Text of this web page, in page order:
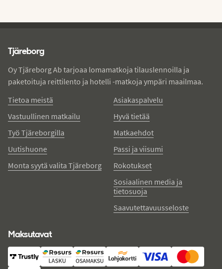
Tjäreborg
Oy Tjäreborg Ab tarjoaa lomamatkoja tilauslennoilla ja
paketoituja reittilento ja hotelli -matkoja ympäri maailmaa.
Tietoa meistä
Vastuullinen matkailu
Työ Tjäreborgilla
Uutishuone
Monta syytä valita Tjäreborg
Asiakaspalvelu
Hyvä tietää
Matkaehdot
Passi ja viisumi
Rokotukset
Sosiaalinen media ja
tietosuoja
Saavutettavuusseloste
Maksutavat